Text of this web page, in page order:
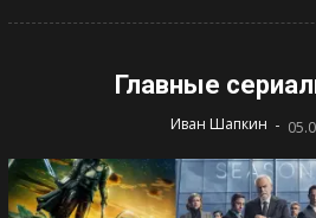
Главные
Иван Шапкин -